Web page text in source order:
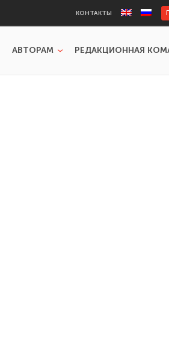
КОНТАКТЫ
АВТОРАМ РЕДАКЦИОННАЯ